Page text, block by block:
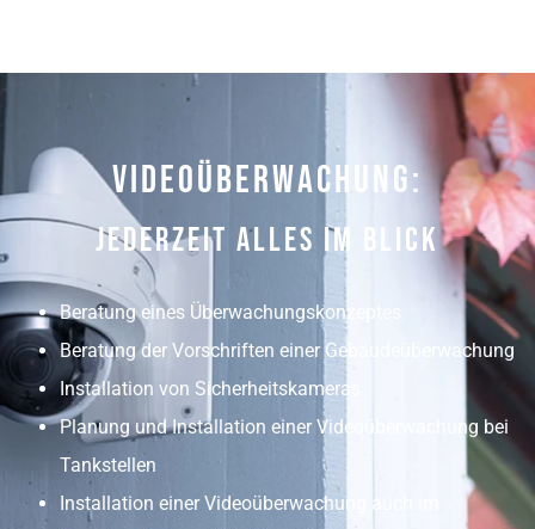
Videoüberwachung:
Jederzeit Alles Im Blick
Beratung eines Überwachungskonzeptes
Beratung der Vorschriften einer Gebäudeüberwachung
Installation von Sicherheitskameras
Planung und Installation einer Videoüberwachung bei
Tankstellen
Installation einer Videoüberwachung auch im